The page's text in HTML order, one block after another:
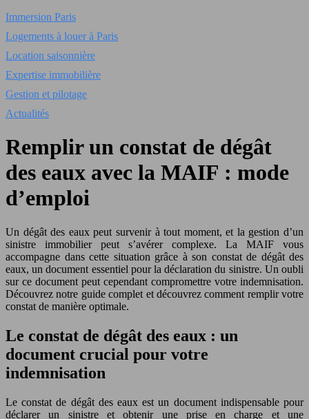
Immersion Paris
Logements à louer à Paris
Location saisonnière
Expertise immobilière
Gestion et pilotage
Actualités
Remplir un constat de dégât
des eaux avec la MAIF : mode
d’emploi
Un dégât des eaux peut survenir à tout moment, et la gestion d’un
sinistre immobilier peut s’avérer complexe. La MAIF vous
accompagne dans cette situation grâce à son constat de dégât des
eaux, un document essentiel pour la déclaration du sinistre. Un oubli
sur ce document peut cependant compromettre votre indemnisation.
Découvrez notre guide complet et découvrez comment remplir votre
constat de manière optimale.
Le constat de dégât des eaux : un
document crucial pour votre
indemnisation
Le constat de dégât des eaux est un document indispensable pour
déclarer un sinistre et obtenir une prise en charge et une